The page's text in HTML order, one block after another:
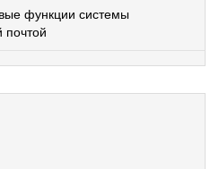
функции системы
почтой